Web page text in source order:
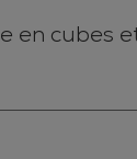
en cubes